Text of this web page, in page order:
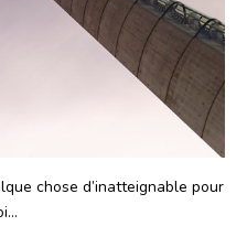
chose d’inatteignable pour